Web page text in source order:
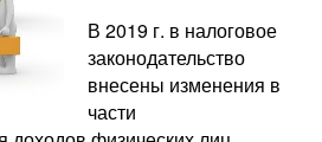
В 2019 г. в налоговое
законодательство
внесены изменения в
части